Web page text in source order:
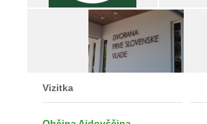
Vizitka